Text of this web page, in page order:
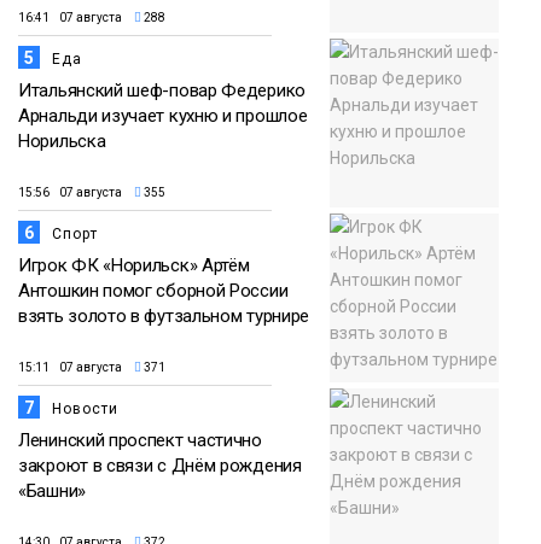
16:41 07 августа 288
5 Еда
Итальянский шеф-повар Федерико
Арнальди изучает кухню и прошлое
Норильска
15:56 07 августа 355
6 Спорт
Игрок ФК «Норильск» Артём
Антошкин помог сборной России
взять золото в футзальном турнире
15:11 07 августа 371
7 Новости
Ленинский проспект частично
закроют в связи с Днём рождения
«Башни»